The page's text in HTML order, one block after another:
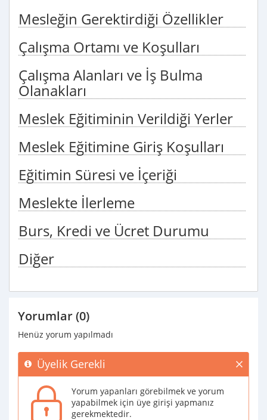
Mesleğin Gerektirdiği Özellikler
Çalışma Ortamı ve Koşulları
Çalışma Alanları ve İş Bulma
Olanakları
Meslek Eğitiminin Verildiği Yerler
Meslek Eğitimine Giriş Koşulları
Eğitimin Süresi ve İçeriği
Meslekte İlerleme
Burs, Kredi ve Ücret Durumu
Diğer
Yorumlar (0)
Henüz yorum yapılmadı
Üyelik Gerekli
Yorum yapanları görebilmek ve yorum
yapabilmek için üye girişi yapmanız
gerekmektedir.